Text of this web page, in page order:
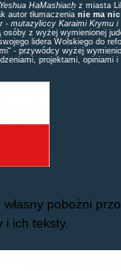
Yeshua HaMashiacḥ z miasta
autor tłumaczenia nie ma
- mutazyliccy Karaimi Krymu i
z wyżej wymienionej
lidera Wolskiego do
- przywódcy wyżej
projektami, opiniami
pobożni
i ich teksty.